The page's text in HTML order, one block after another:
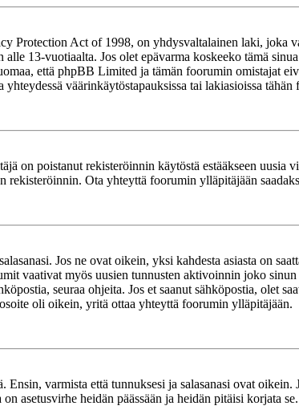
Protection Act of 1998, on yhdysvaltalainen laki,
13-vuotiaalta. Jos olet epävarma koskeeko tämä
että phpBB Limited ja tämän foorumin omistajat
väärinkäytöstapauksissa tai lakiasioissa
on poistanut rekisteröinnin käytöstä estääkseen
rekisteröinnin. Ota yhteyttä foorumin ylläpitäjään
Jos ne ovat oikein, yksi kahdesta asiasta on
vaativat myös uusien tunnusten aktivoinnin joko
seuraa ohjeita. Jos et saanut sähköpostia, olet
oli oikein, yritä ottaa yhteyttä foorumin ylläpitäjään.
Ensin, varmista että tunnuksesi ja salasanasi ovat
asetusvirhe heidän päässään ja heidän pitäisi korjata se.